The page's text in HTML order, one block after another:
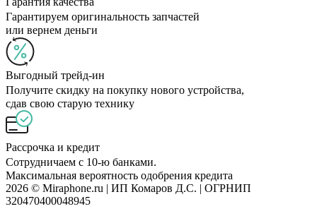
Гарантируем оригинальность запчастей
или вернем деньги
Выгодный трейд-ин
Получите скидку на покупку нового устройства,
сдав свою старую технику
Рассрочка и кредит
Сотрудничаем с 10-ю банками.
Максимальная вероятность одобрения кредита
2026 © Miraphone.ru | ИП Комаров Д.С. | ОГРНИП
320470400048945